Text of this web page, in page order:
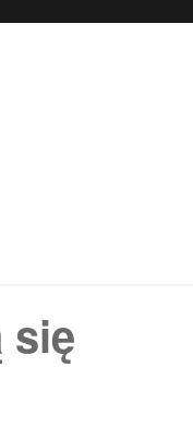
się